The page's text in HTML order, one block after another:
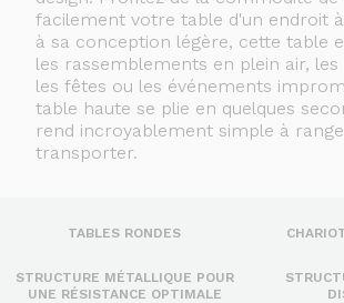
facilement votre table d'un endroit
à sa conception légère, cette table
les rassemblements en plein air, les
les fêtes ou les événements
table haute se plie en quelques
rend incroyablement simple à
transporter.
TABLES RONDES
STRUCTURE MÉTALLIQUE POUR
UNE RÉSISTANCE OPTIMALE